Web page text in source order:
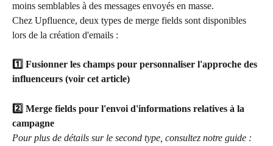
moins semblables à des messages envoyés en masse.
Chez Upfluence, deux types de merge fields sont disponibles
lors de la création d'emails :
1️⃣ Fusionner les champs pour personnaliser l'approche des
influenceurs (voir cet article)
2️⃣ Merge fields pour l'envoi d'informations relatives à la
campagne
Pour plus de détails sur le second type, consultez notre guide :